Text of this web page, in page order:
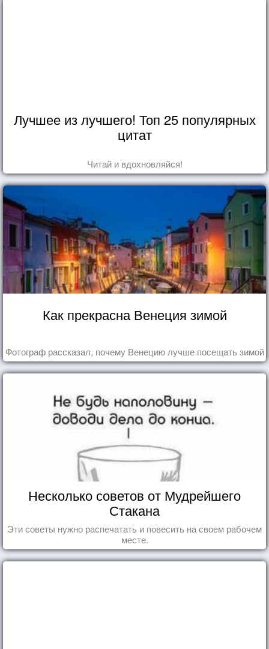
Лучшее из лучшего! Топ 25 популярных
цитат
Читай и вдохновляйся!
Как прекрасна Венеция зимой
Фотограф рассказал, почему Венецию лучше посещать зимой
Несколько советов от Мудрейшего
Стакана
Эти советы нужно распечатать и повесить на своем рабочем
месте.